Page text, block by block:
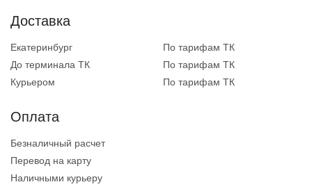
Доставка
Екатеринбург
По тарифам ТК
До терминала ТК
По тарифам ТК
Курьером
По тарифам ТК
Оплата
Безналичный расчет
Перевод на карту
Наличными курьеру